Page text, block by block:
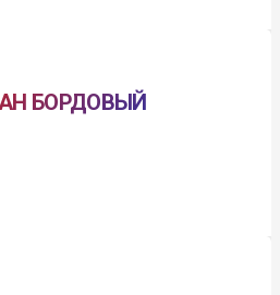
БОРДОВЫЙ